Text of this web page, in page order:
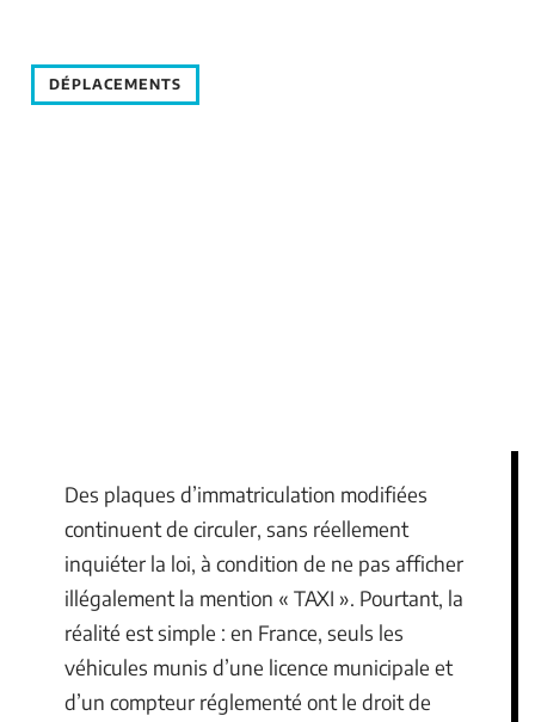
DÉPLACEMENTS
Des plaques d’immatriculation modifiées
continuent de circuler, sans réellement
inquiéter la loi, à condition de ne pas afficher
illégalement la mention « TAXI ». Pourtant, la
réalité est simple : en France, seuls les
véhicules munis d’une licence municipale et
d’un compteur réglementé ont le droit de